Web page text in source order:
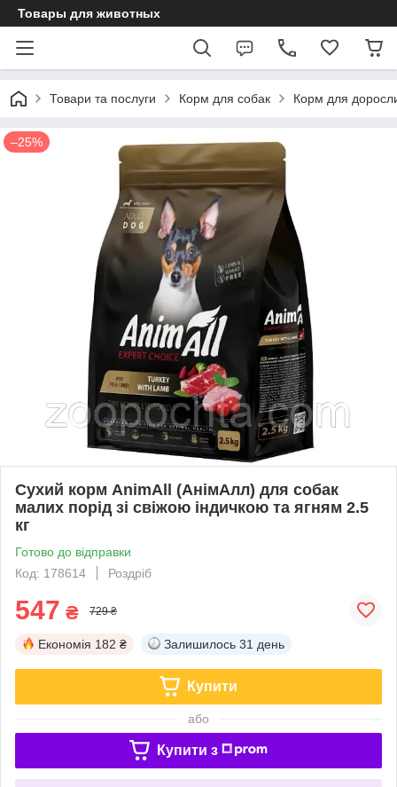
Товары для животных
Товари та послуги Корм для собак Корм для
–25%
Сухий корм AnimAll (АнімАлл) для собак
малих порід зі свіжою індичкою та ягням 2.5
кг
Готово до відправки
Код: 178614
Роздріб
547 ₴ 729 ₴
Економія 182 ₴ Залишилось 31 день
Купити
або
Купити з